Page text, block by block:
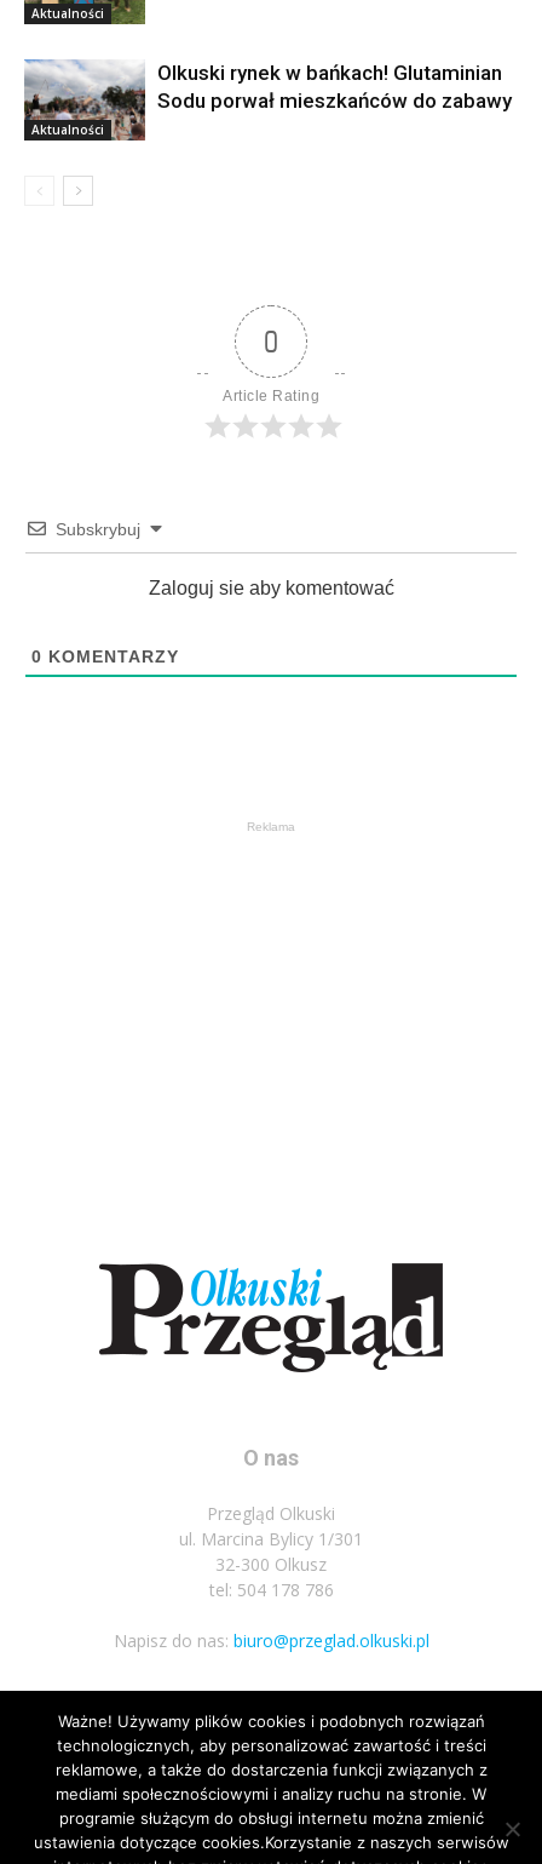
Aktualności
Aktualności
Olkuski rynek w bańkach! Glutaminian
Sodu porwał mieszkańców do zabawy
0
Article Rating
Subskrybuj
Zaloguj sie aby komentować
0 KOMENTARZY
Reklama
O nas
Przegląd Olkuski
ul. Marcina Bylicy 1/301
32-300 Olkusz
tel: 504 178 786
Napisz do nas: biuro@przeglad.olkuski.pl
Podążaj za nami
Ważne! Używamy plików cookies i podobnych rozwiązań
technologicznych, aby personalizować zawartość i treści
reklamowe, a także do dostarczenia funkcji związanych z
mediami społecznościowymi i analizy ruchu na stronie. W
programie służącym do obsługi internetu można zmienić
ustawienia dotyczące cookies.Korzystanie z naszych serwisów